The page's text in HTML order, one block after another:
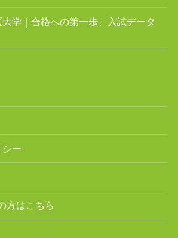
学｜合格への第一歩、入試データ
シー
方はこちら